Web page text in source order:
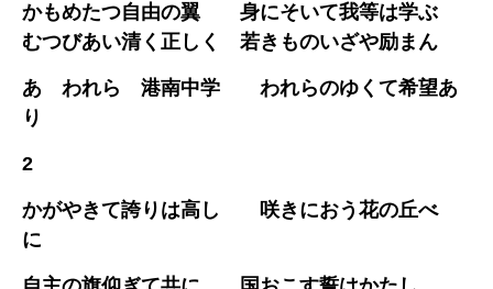
かもめたつ自由の翼 身にそいて我等は学ぶ
むつびあい清く正しく 若きものいざや励まん
あゝわれら 港南中学 われらのゆくて希望あ
り
2
かがやきて誇りは高し 咲きにおう花の丘べ
に